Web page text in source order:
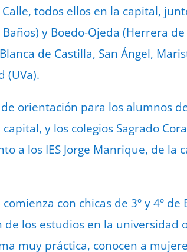
todos ellos en la capital,
y Boedo-Ojeda (Herrera
de Castilla, San Ángel,
(UVa).
orientación para los alumnos
y los colegios Sagrado
a los IES Jorge Manrique, de la
con chicas de 3º y 4º de
los estudios en la universidad
muy práctica, conocen a